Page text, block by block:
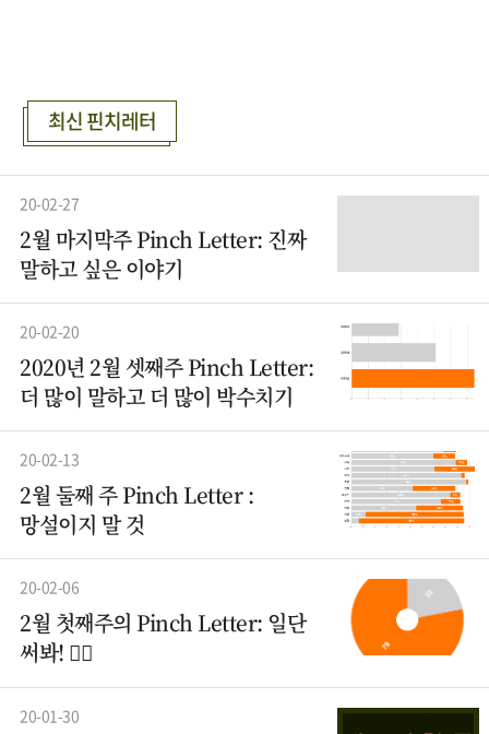
최신 핀치레터
20-02-27
2월 마지막주 Pinch Letter: 진짜
말하고 싶은 이야기
20-02-20
2020년 2월 셋째주 Pinch Letter:
더 많이 말하고 더 많이 박수치기
20-02-13
2월 둘째 주 Pinch Letter :
망설이지 말 것
20-02-06
2월 첫째주의 Pinch Letter: 일단
써봐! ✍🏻
20-01-30